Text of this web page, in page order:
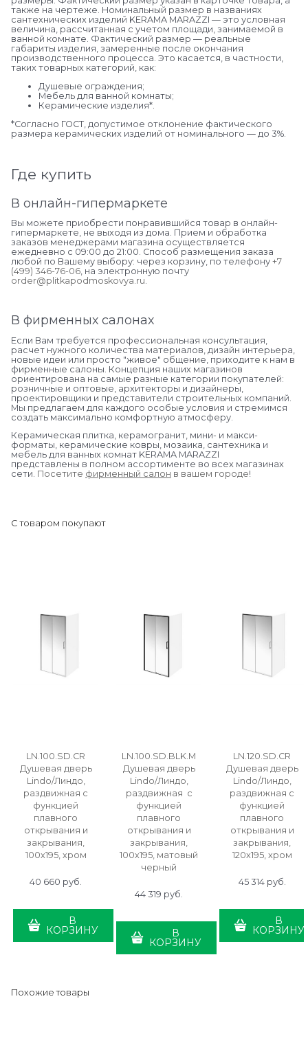
также на чертеже. Номинальный размер в названиях
сантехнических изделий KERAMA MARAZZI — это условная
величина, рассчитанная с учетом площади, занимаемой в
ванной комнате. Фактический размер — реальные
габариты изделия, замеренные после окончания
производственного процесса. Это касается, в частности,
таких товарных категорий, как:
Душевые ограждения;
Мебель для ванной комнаты;
Керамические изделия*.
*Cогласно ГОСТ, допустимое отклонение фактического
размера керамических изделий от номинального — до 3%.
Где купить
В онлайн-гипермаркете
Вы можете приобрести понравившийся товар в онлайн-
гипермаркете, не выходя из дома. Прием и обработка
заказов менеджерами магазина осуществляется
ежедневно с 09:00 до 21:00. Способ размещения заказа
любой по Вашему выбору: через корзину, по телефону +7
(499) 346-76-06, на электронную почту
order@plitkapodmoskovya.ru.
В фирменных салонах
Если Вам требуется профессиональная консультация,
расчет нужного количества материалов, дизайн интерьера,
новые идеи или просто "живое" общение, приходите к нам в
фирменные салоны. Концепция наших магазинов
ориентирована на самые разные категории покупателей:
розничные и оптовые, архитекторы и дизайнеры,
проектировщики и представители строительных компаний.
Мы предлагаем для каждого особые условия и стремимся
создать максимально комфортную атмосферу.
Керамическая плитка, керамогранит, мини- и макси-
форматы, керамические ковры, мозаика, сантехника и
мебель для ванных комнат KERAMA MARAZZI
представлены в полном ассортименте во всех магазинах
сети. Посетите фирменный салон в вашем городе!
С товаром покупают
LN.100.SD.CR
Душевая дверь
Lindo/Линдо,
раздвижная с
функцией
плавного
открывания и
закрывания,
100х195, хром
40 660 руб.
В
КОРЗИНУ
LN.100.SD.BLK.M
Душевая дверь
Lindo/Линдо,
раздвижная с
функцией
плавного
открывания и
закрывания,
100х195, матовый
черный
44 319 руб.
В
КОРЗИНУ
LN.120.SD.CR
Душевая дверь
Lindo/Линдо,
раздвижная с
функцией
плавного
открывания и
закрывания,
120х195, хром
45 314 руб.
В
КОРЗИНУ
Похожие товары